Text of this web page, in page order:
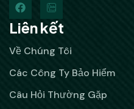
Liên kết
Về Chúng Tôi
Các Công Ty Bảo Hiểm
Câu Hỏi Thường Gặp